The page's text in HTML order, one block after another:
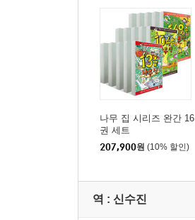
나무 집 시리즈 완간 16
권 세트
207,900원 (10% 할인)
역 : 신수진